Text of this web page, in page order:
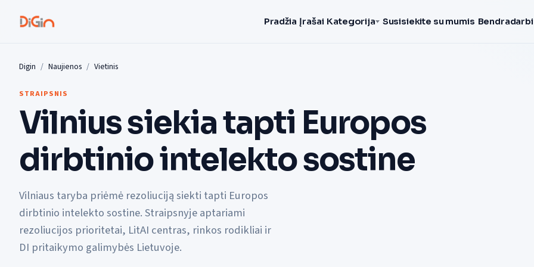
Pradžia Įrašai Kategorija Susisiekite su mumis
Digin Naujienos Vietinis
STRAIPSNIS
Vilnius siekia tapti Europos
dirbtinio intelekto sostine
Vilniaus taryba priėmė rezoliuciją siekti tapti Europos
dirbtinio intelekto sostine. Straipsnyje aptariami
rezoliucijos prioritetai, LitAI centras, rinkos rodikliai ir
DI pritaikymo galimybės Lietuvoje.